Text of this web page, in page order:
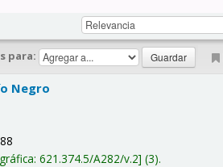
para:
Negro
621.374.5/A282/v.2 (3).